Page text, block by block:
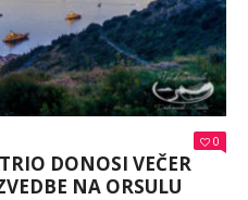
0
DONOSI VEČER
NA ORSULU